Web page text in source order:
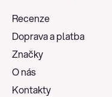
Recenze
Doprava a platba
Značky
O nás
Kontakty